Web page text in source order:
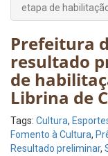
etapa de
Prefeitura
resultado
de
Librina de
Tags: Cultura,
Fomento à Cultura,
Resultado preliminar,